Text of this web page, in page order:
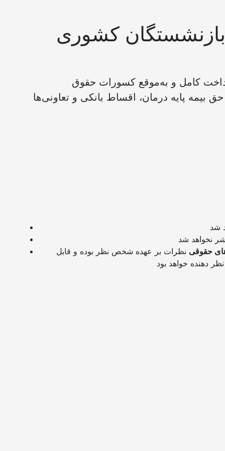
کشوری
کامل و به‌موقع کسورات حقوق
این کسورات شامل حق بیمه پایه درمان، اقساط بانکی و تعاونی‌ها
حقوقی نظرات بر عهده شخص نظر بوده و قابل